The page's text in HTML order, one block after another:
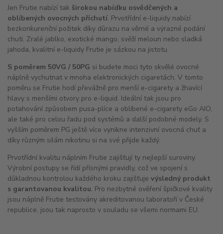
Jen Frutie nabízí tak širokou nabídku osvědčených a
oblíbených ovocných příchutí. Prvotřídní e-liquidy nabízí
bezkonkurenční požitek díky důrazu na věrné a výrazné podání
chuti. Zralé jablko, exotické mango, svěží meloun nebo sladká
jahoda, kvalitní e-liquidy Frutie je sázkou na jistotu.
S poměrem 50VG / 50PG si budete moci tyto skvělé ovocné
náplně vychutnat v mnoha elektronických cigaretách. V tomto
poměru se Frutie hodí převážně pro menší e-cigarety a žhavící
hlavy s menšími otvory pro e-liquid. Ideální tak jsou pro
potahování způsobem pusa-plíce a oblíbené e-cigarety eGo AIO,
ale také pro celou řadu pod systémů a další podobné modely. S
vyšším poměrem PG ještě více vynikne intenzivní ovocná chuť a
díky různým silám nikotinu si na své přijde každý.
Prvotřídní kvalitu náplním Frutie zajišťují ty nejlepší suroviny.
Výrobní postupy se řídí přísnými pravidly, což ve spojení s
důkladnou kontrolou každého kroku zajišťuje výsledný produkt
s garantovanou kvalitou. Pro nezbytné ověření špičkové kvality
jsou náplně Frutie testovány akreditovanou laboratoří v České
republice, jsou tak naprosto v souladu se všemi normami EU.